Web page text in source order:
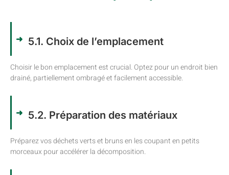
5.1. Choix de l’emplacement
Choisir le bon emplacement est crucial. Optez pour un endroit bien
drainé, partiellement ombragé et facilement accessible.
5.2. Préparation des matériaux
Préparez vos déchets verts et bruns en les coupant en petits
morceaux pour accélérer la décomposition.